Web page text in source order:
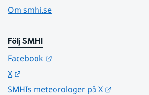
Om smhi.se
Följ SMHI
Facebook
X
SMHIs meteorologer på X